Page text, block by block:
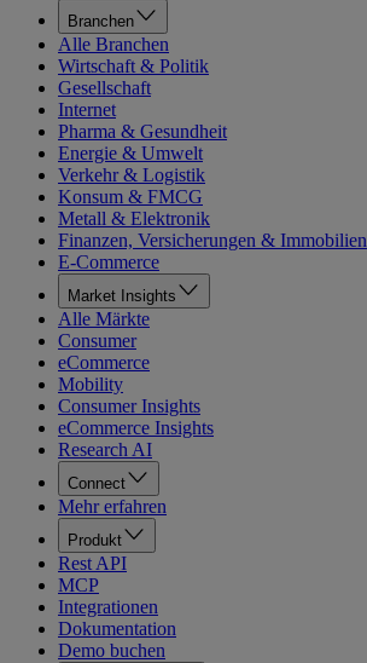
Branchen
Alle Branchen
Wirtschaft & Politik
Gesellschaft
Internet
Pharma & Gesundheit
Energie & Umwelt
Verkehr & Logistik
Konsum & FMCG
Metall & Elektronik
Finanzen, Versicherungen & Immobilien
E-Commerce
Market Insights
Alle Märkte
Consumer
eCommerce
Mobility
Consumer Insights
eCommerce Insights
Research AI
Connect
Mehr erfahren
Produkt
Rest API
MCP
Integrationen
Dokumentation
Demo buchen